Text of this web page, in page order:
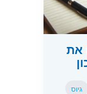
את
גיוס